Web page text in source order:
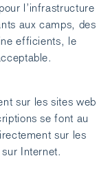
l’infrastructure
aux camps, des
efficients, le
sur les sites web
se font au
sur les
sur Internet.